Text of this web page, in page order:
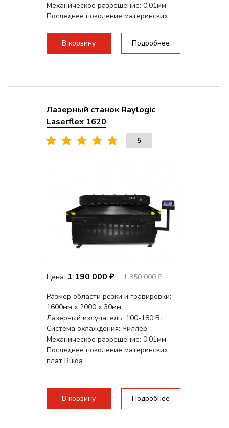
Механическое разрешение: 0,01мм
Последнее поколение материнских
В корзину Подробнее
Лазерный станок Raylogic
Laserflex 1620
5
Цена: 1 190 000 ₽
1 350 000 ₽
Размер области резки и гравировки:
1600мм х 2000 х 30мм
Лазерный излучатель: 100-180 Вт
Система охлаждения: Чиллер
Механическое разрешение: 0,01мм
Последнее поколение материнских
плат Ruida
В корзину Подробнее